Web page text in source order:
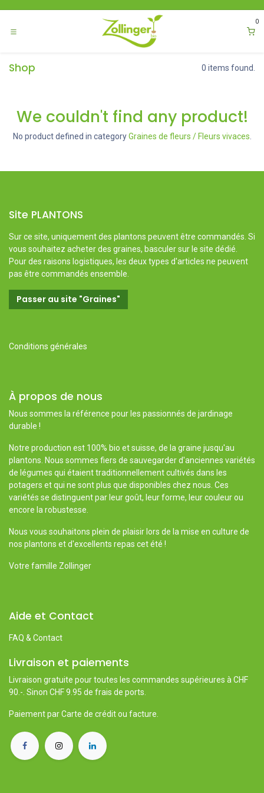
0
Shop 0 items found.
We couldn't find any product!
No product defined in categoryGraines de fleurs / Fleurs vivaces
Site PLANTONS
Sur ce site, uniquement des plantons peuvent être commandés. Si
vous souhaitez acheter des graines, basculer sur le site dédié.
Pour des raisons logistiques, les deux types d'articles ne peuvent
pas être commandés ensemble.
Passer au site "Graines"
Conditions générales
À propos de nous
Nous sommes la référence pour les passionnés de jardinage
durable !
Notre production est 100% bio et suisse, de la graine jusqu'au
plantons. Nous sommes fiers de sauvegarder d'anciennes variétés
de légumes qui étaient traditionnellement cultivés dans les
potagers et qui ne sont plus que disponibles chez nous. Ces
variétés se distinguent par leur goût, leur forme, leur couleur ou
encore la robustesse.
Nous vous souhaitons plein de plaisir lors de la mise en culture de
nos plantons et d'excellents repas cet été !
Votre famille Zollinger
Aide et Contact
FAQ & Contact
Livraison et paiements
Livraison gratuite pour toutes les commandes supérieures à CHF
90.-. Sinon CHF 9.95 de frais de ports.
Paiement par Carte de crédit ou facture.